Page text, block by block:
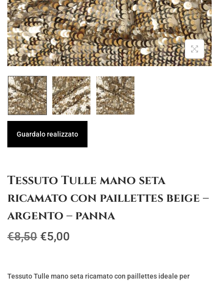
g
a
z
i
o
n
e
u
t
o
Guardalo realizzato
Tessuto Tulle mano seta
ricamato con paillettes beige –
argento – panna
€8,50 I
r
€5,00
r
Tessuto Tulle mano seta ricamato con paillettes ideale per